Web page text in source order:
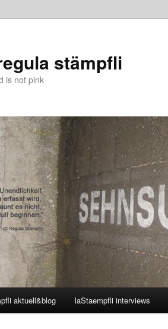
stämpfli
is not pink
aktuell&blog laStaempfli interviews